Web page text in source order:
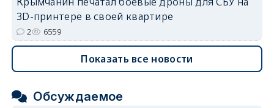
3D-принтере в своей квартире
2 6559
Показать все новости
Обсуждаемое